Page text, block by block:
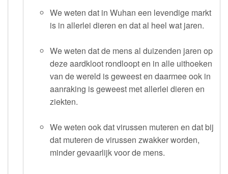
We weten dat in Wuhan een levendige markt
is in allerlei dieren en dat al heel wat jaren.
We weten dat de mens al duizenden jaren op
deze aardkloot rondloopt en in alle uithoeken
van de wereld is geweest en daarmee ook in
aanraking is geweest met allerlei dieren en
ziekten.
We weten ook dat virussen muteren en dat bij
dat muteren de virussen zwakker worden,
minder gevaarlijk voor de mens.